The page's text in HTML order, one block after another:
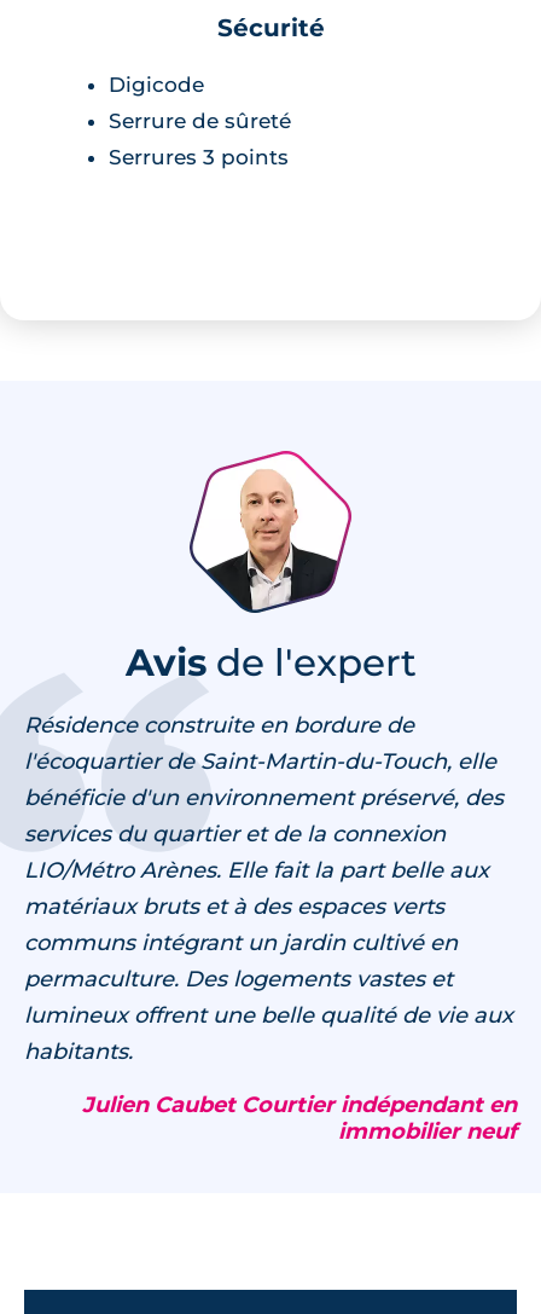
Sécurité
Digicode
Serrure de sûreté
Serrures 3 points
Avisde l'expert
Résidence construite en bordure de
l'écoquartier de Saint-Martin-du-Touch, elle
bénéficie d'un environnement préservé, des
services du quartier et de la connexion
LIO/Métro Arènes. Elle fait la part belle aux
matériaux bruts et à des espaces verts
communs intégrant un jardin cultivé en
permaculture. Des logements vastes et
lumineux offrent une belle qualité de vie aux
habitants.
Julien Caubet Courtier indépendant en
immobilier neuf